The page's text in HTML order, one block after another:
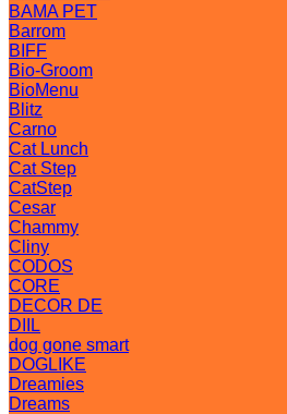
BAMA PET
Barrom
BIFF
Bio-Groom
BioMenu
Blitz
Carno
Cat Lunch
Cat Step
CatStep
Cesar
Chammy
Cliny
CODOS
CORE
DECOR DE
DIIL
dog gone smart
DOGLIKE
Dreamies
Dreams